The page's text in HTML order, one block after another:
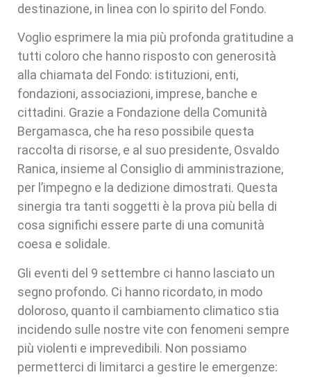
destinazione, in linea con lo spirito del Fondo.
Voglio esprimere la mia più profonda gratitudine a
tutti coloro che hanno risposto con generosità
alla chiamata del Fondo: istituzioni, enti,
fondazioni, associazioni, imprese, banche e
cittadini. Grazie a Fondazione della Comunità
Bergamasca, che ha reso possibile questa
raccolta di risorse, e al suo presidente, Osvaldo
Ranica, insieme al Consiglio di amministrazione,
per l’impegno e la dedizione dimostrati. Questa
sinergia tra tanti soggetti è la prova più bella di
cosa significhi essere parte di una comunità
coesa e solidale.
Gli eventi del 9 settembre ci hanno lasciato un
segno profondo. Ci hanno ricordato, in modo
doloroso, quanto il cambiamento climatico stia
incidendo sulle nostre vite con fenomeni sempre
più violenti e imprevedibili. Non possiamo
permetterci di limitarci a gestire le emergenze: